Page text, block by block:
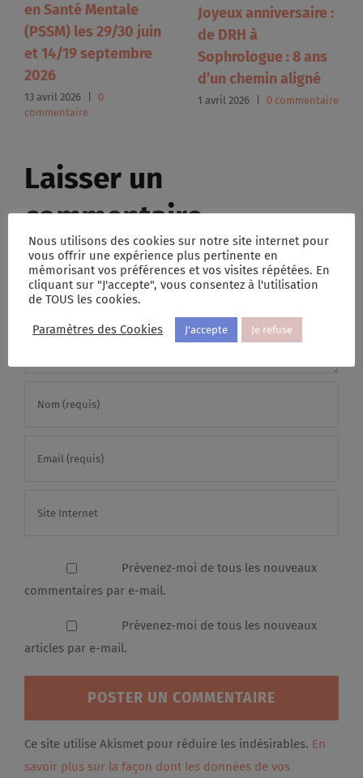
en Santé Mentale
(PSSM) les 29/30 juin
et 14/19 septembre
2026
13 avril 2026
0
commentaire
Joyeux anniversaire :
de DRH à
Sophrologue : 8 ans
d’un chemin aligné
1 avril 2026 0 commentaire
Laisser un
commentaire
Commentaire
Prévenez-moi de tous les nouveaux
commentaires par e-mail.
Prévenez-moi de tous les nouveaux
articles par e-mail.
Ce site utilise Akismet pour réduire les indésirables. En
savoir plus sur la façon dont les données de vos
Nous utilisons des cookies sur notre site internet pour
vous offrir une expérience plus pertinente en
mémorisant vos préférences et vos visites répétées. En
cliquant sur "J'accepte", vous consentez à l'utilisation
de TOUS les cookies.
Paramètres des Cookies J'accepte Je refuse